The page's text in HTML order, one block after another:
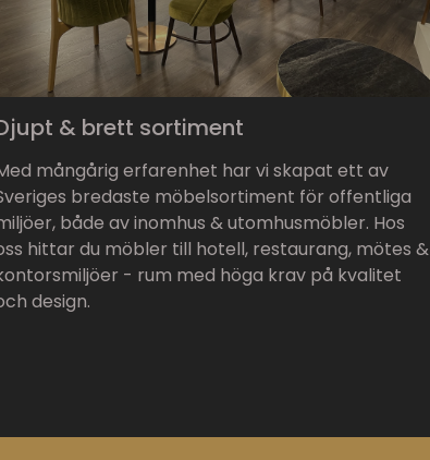
& brett sortiment
mångårig erfarenhet har vi skapat ett av
bredaste möbelsortiment för offentliga
både av inomhus & utomhusmöbler. Hos
hittar du möbler till hotell, restaurang, mötes &
- rum med höga krav på kvalitet
design.